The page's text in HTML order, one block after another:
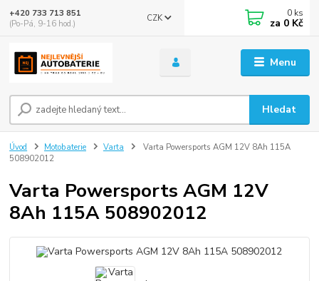
Menu
CZK
Hledat
+420 733 713 851
(Po-Pá, 9-16 hod.)
0 ks
za 0 Kč
Úvod Motobaterie Varta
Varta Powersports AGM 12V 8Ah 115A
508902012
Varta Powersports AGM 12V
8Ah 115A 508902012